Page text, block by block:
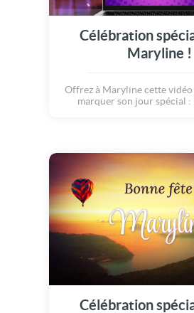
Célébration
Maryline !
Offrez à Maryline cette
marquer son jour spécial :
Célébration